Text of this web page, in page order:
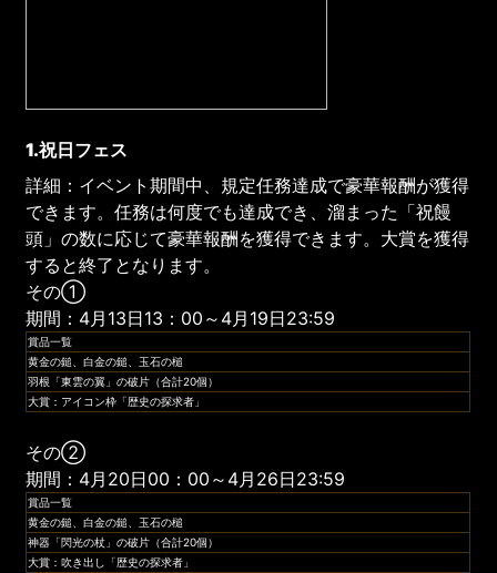
1.祝日フェス
詳細：イベント期間中、規定任務達成で豪華報酬が獲得
できます。任務は何度でも達成でき、溜まった「祝饅
頭」の数に応じて豪華報酬を獲得できます。大賞を獲得
すると終了となります。
その①
期間：4月13日13：00～4月19日23:59
賞品一覧
黄金の鎚、白金の鎚、玉石の槌
羽根「東雲の翼」の破片（合計20個）
大賞：アイコン枠「歴史の探求者」
その②
期間：4月20日00：00～4月26日23:59
賞品一覧
黄金の鎚、白金の鎚、玉石の槌
神器「閃光の杖」の破片（合計20個）
大賞：吹き出し「歴史の探求者」